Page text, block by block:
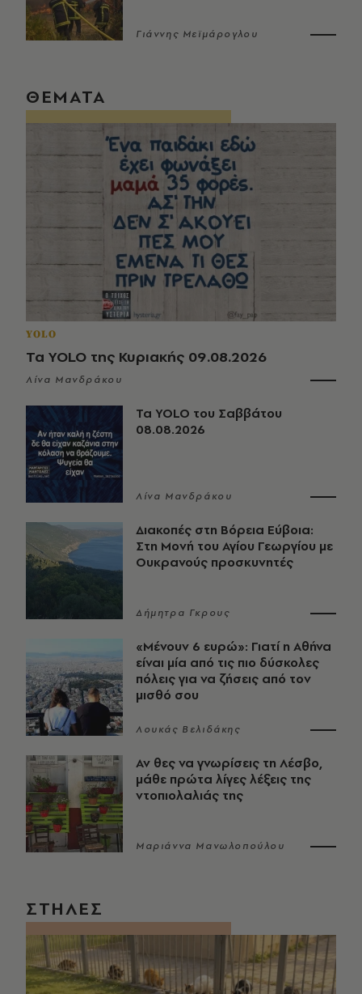
Γιάννης Μεϊμάρογλου
ΘΕΜΑΤΑ
YOLO
Τα YOLO της Κυριακής 09.08.2026
Λίνα Μανδράκου
Τα YOLO του Σαββάτου
08.08.2026
Λίνα Μανδράκου
Διακοπές στη Βόρεια Εύβοια:
Στη Μονή του Αγίου Γεωργίου με
Ουκρανούς προσκυνητές
Δήμητρα Γκρους
«Μένουν 6 ευρώ»: Γιατί η Αθήνα
είναι μία από τις πιο δύσκολες
πόλεις για να ζήσεις από τον
μισθό σου
Λουκάς Βελιδάκης
Αν θες να γνωρίσεις τη Λέσβο,
μάθε πρώτα λίγες λέξεις της
ντοπιολαλιάς της
Μαριάννα Μανωλοπούλου
ΣΤΗΛΕΣ